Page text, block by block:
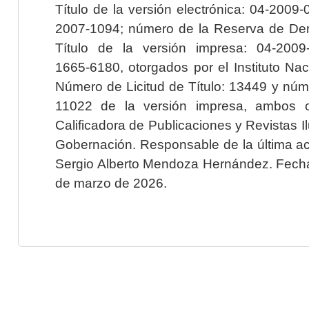
Título de la versión electrónica: 04-2009-
2007-1094; número de la Reserva de
Título de la versión impresa: 04-2009-
1665-6180, otorgados por el Instituto
Número de Licitud de Título: 13449 y
11022 de la versión impresa, ambos
Calificadora de Publicaciones y Revistas
Gobernación. Responsable de la última
Sergio Alberto Mendoza Hernández.
de marzo de 2026.